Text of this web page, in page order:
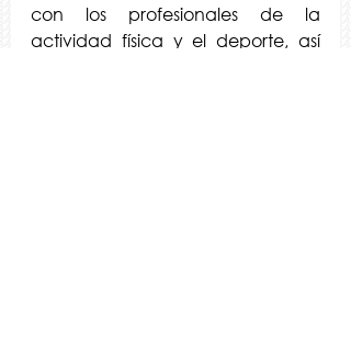
con los profesionales de la
actividad física y el deporte, así